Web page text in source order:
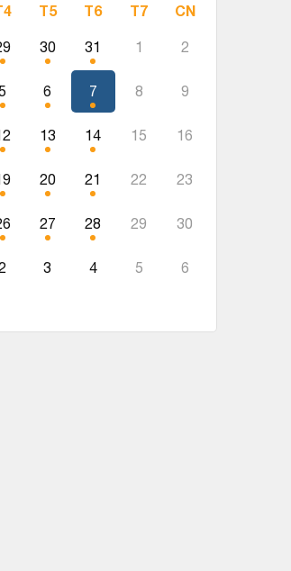
T5 T6 T7 CN
30 31 1 2
6 7 8 9
13 14 15 16
20 21 22 23
27 28 29 30
3 4 5 6